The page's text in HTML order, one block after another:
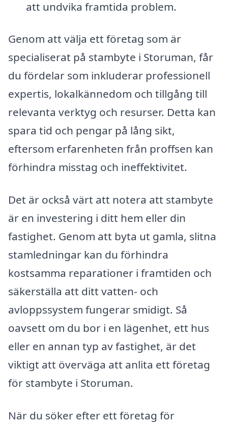
att undvika framtida problem.
Genom att välja ett företag som är
specialiserat på stambyte i Storuman, får
du fördelar som inkluderar professionell
expertis, lokalkännedom och tillgång till
relevanta verktyg och resurser. Detta kan
spara tid och pengar på lång sikt,
eftersom erfarenheten från proffsen kan
förhindra misstag och ineffektivitet.
Det är också värt att notera att stambyte
är en investering i ditt hem eller din
fastighet. Genom att byta ut gamla, slitna
stamledningar kan du förhindra
kostsamma reparationer i framtiden och
säkerställa att ditt vatten- och
avloppssystem fungerar smidigt. Så
oavsett om du bor i en lägenhet, ett hus
eller en annan typ av fastighet, är det
viktigt att överväga att anlita ett företag
för stambyte i Storuman.
När du söker efter ett företag för